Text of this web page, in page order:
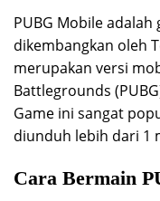
PUBG Mobile adalah
dikembangkan oleh
merupakan versi
Battlegrounds
Game ini sangat
diunduh lebih dari 1
Cara Bermain